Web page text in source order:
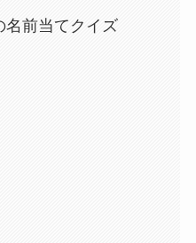
名前当てクイズ